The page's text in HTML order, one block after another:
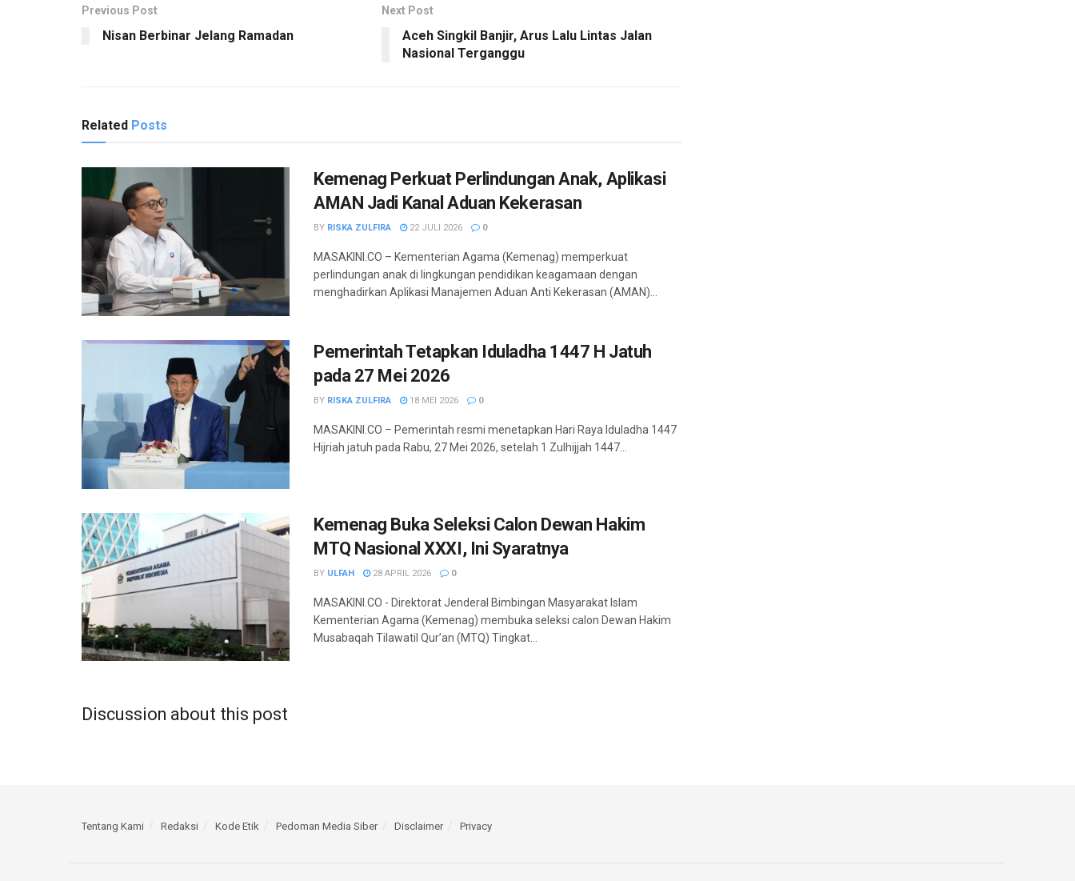
Previous Post
Nisan Berbinar Jelang Ramadan
Next Post
Aceh Singkil Banjir, Arus Lalu Lintas Jalan
Nasional Terganggu
Related Posts
Kemenag Perkuat Perlindungan Anak, Aplikasi
AMAN Jadi Kanal Aduan Kekerasan
BY RISKA ZULFIRA 22 JULI 2026 0
MASAKINI.CO – Kementerian Agama (Kemenag) memperkuat
perlindungan anak di lingkungan pendidikan keagamaan dengan
menghadirkan Aplikasi Manajemen Aduan Anti Kekerasan (AMAN)...
Pemerintah Tetapkan Iduladha 1447 H Jatuh
pada 27 Mei 2026
BY RISKA ZULFIRA 18 MEI 2026 0
MASAKINI.CO – Pemerintah resmi menetapkan Hari Raya Iduladha 1447
Hijriah jatuh pada Rabu, 27 Mei 2026, setelah 1 Zulhijjah 1447...
Kemenag Buka Seleksi Calon Dewan Hakim
MTQ Nasional XXXI, Ini Syaratnya
BY ULFAH 28 APRIL 2026 0
MASAKINI.CO - Direktorat Jenderal Bimbingan Masyarakat Islam
Kementerian Agama (Kemenag) membuka seleksi calon Dewan Hakim
Musabaqah Tilawatil Qur’an (MTQ) Tingkat...
Discussion about this post
Tentang Kami Redaksi Kode Etik Pedoman Media Siber Disclaimer Privacy